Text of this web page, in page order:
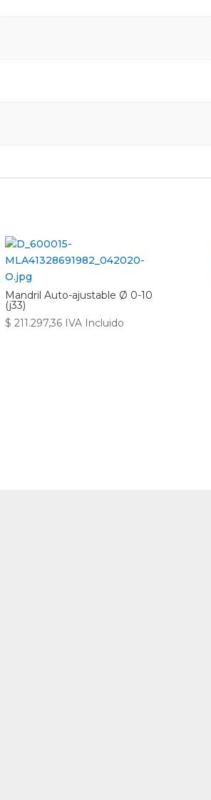
Mandril Auto-ajustable Ø 0-10
(j33)
$ 211.297,36 IVA Incluido